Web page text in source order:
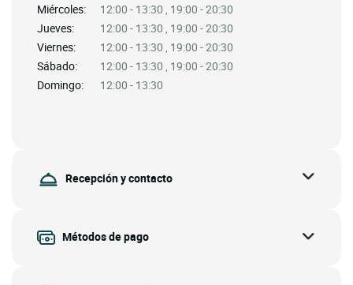
Miércoles:
12:00 - 13:30 , 19:00 - 20:30
Jueves:
12:00 - 13:30 , 19:00 - 20:30
Viernes:
12:00 - 13:30 , 19:00 - 20:30
Sábado:
12:00 - 13:30 , 19:00 - 20:30
Domingo:
12:00 - 13:30
Recepción y contacto
Métodos de pago